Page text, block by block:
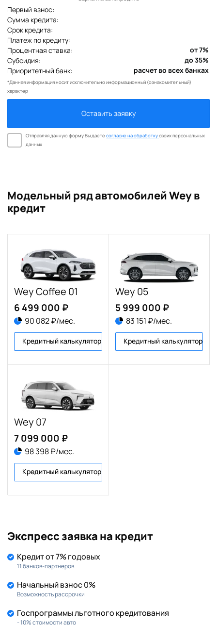
Первый взнос:
Сумма кредита:
Срок кредита:
Платеж по кредиту:
Процентная ставка:
Субсидия:
Приоритетный банк:
*Данная информация носит исключительно информационный (ознакомительный)
характер
Оставить заявку
Отправляя данную форму Вы даетесогласие на обработкусвоих персональных
данных
Модельный ряд автомобилей Wey в
кредит
Wey Coffee 01
6 499 000 ₽
90 082 ₽/мес.
Кредитный калькулятор
Wey 05
5 999 000 ₽
83 151 ₽/мес.
Кредитный калькулятор
Wey 07
7 099 000 ₽
98 398 ₽/мес.
Кредитный калькулятор
Экспресс заявка на кредит
Кредит от 7% годовых
11 банков-партнеров
Начальный взнос 0%
Возможность рассрочки
Госпрограммы льготного кредитования
- 10% стоимости авто